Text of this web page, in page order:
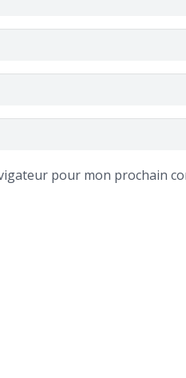
pour mon prochain